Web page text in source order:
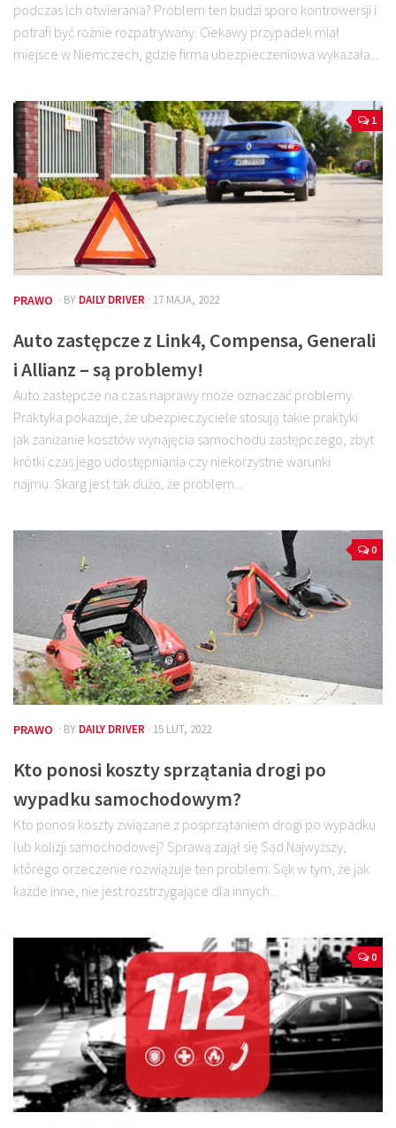
podczas ich otwierania? Problem ten budzi sporo kontrowersji i
potrafi być rożnie rozpatrywany. Ciekawy przypadek miał
miejsce w Niemczech, gdzie firma ubezpieczeniowa wykazała...
1
PRAWO · BY DAILY DRIVER · 17 MAJA, 2022
Auto zastępcze z Link4, Compensa, Generali
i Allianz – są problemy!
Auto zastępcze na czas naprawy może oznaczać problemy.
Praktyka pokazuje, że ubezpieczyciele stosują takie praktyki
jak zaniżanie kosztów wynajęcia samochodu zastępczego, zbyt
krótki czas jego udostępniania czy niekorzystne warunki
najmu. Skarg jest tak dużo, że problem...
0
PRAWO · BY DAILY DRIVER · 15 LUT, 2022
Kto ponosi koszty sprzątania drogi po
wypadku samochodowym?
Kto ponosi koszty związane z posprzątaniem drogi po wypadku
lub kolizji samochodowej? Sprawą zajął się Sąd Najwyższy,
którego orzeczenie rozwiązuje ten problem. Sęk w tym, że jak
każde inne, nie jest rozstrzygające dla innych...
0